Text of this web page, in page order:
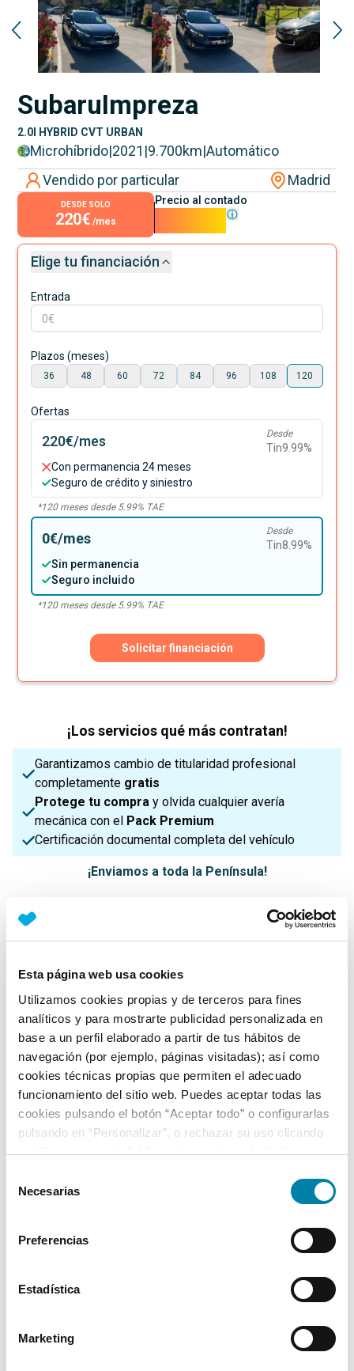
Esta página web usa cookies
Utilizamos cookies propias y de terceros para fines
analíticos y para mostrarte publicidad personalizada en
base a un perfil elaborado a partir de tus hábitos de
navegación (por ejemplo, páginas visitadas); así como
cookies técnicas propias que permiten el adecuado
funcionamiento del sitio web. Puedes aceptar todas las
cookies pulsando el botón “Aceptar todo” o configurarlas
pulsando en “Personalizar”, o rechazar su uso clicando
en “Rechazar todas”. Más información en laPolítica de
Necesarias
Preferencias
Estadística
Marketing
SubaruImpreza
2.0I HYBRID CVT URBAN
Microhíbrido|2021 |9.700km|Automático
Vendido por particular
Madrid
DESDE SOLO
220€ /mes
Precio al contado
Elige tu financiación
Entrada
Plazos (meses)
36 48 60 72 84 96 108 120
Ofertas
220€/mes Desde
Tin9.99%
Con permanencia 24 meses
Seguro de crédito y siniestro
*120meses desde 5.99% TAE
0€/mes Desde
Tin8.99%
Sin permanencia
Seguro incluido
*120meses desde 5.99% TAE
Solicitar financiación
¡Los servicios qué más contratan!
Garantizamos cambio de titularidad profesional
completamente gratis
Protege tu compra y olvida cualquier avería
mecánica con el Pack Premium
Certificación documental completa del vehículo
¡Enviamos a toda la Península!
Potencia Procedencia
Nacional
IVA
No Deducible
Nº Asientos
5
Matriculación
03/02/2021
Tracción
Cuatro Ruedas
Equipamiento*
Detalles destacados
Faros LED
Ficha técnica